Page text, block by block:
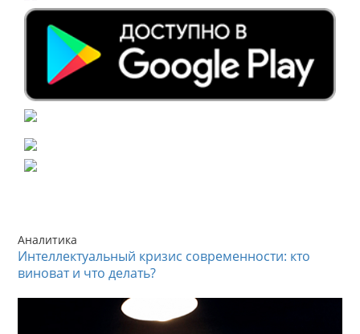
Аналитика
Интеллектуальный кризис современности: кто
виноват и что делать?